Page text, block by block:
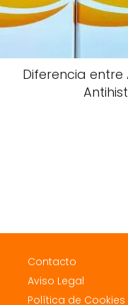
Diferencia entre
Contacto
Aviso Legal
Política de Cookies